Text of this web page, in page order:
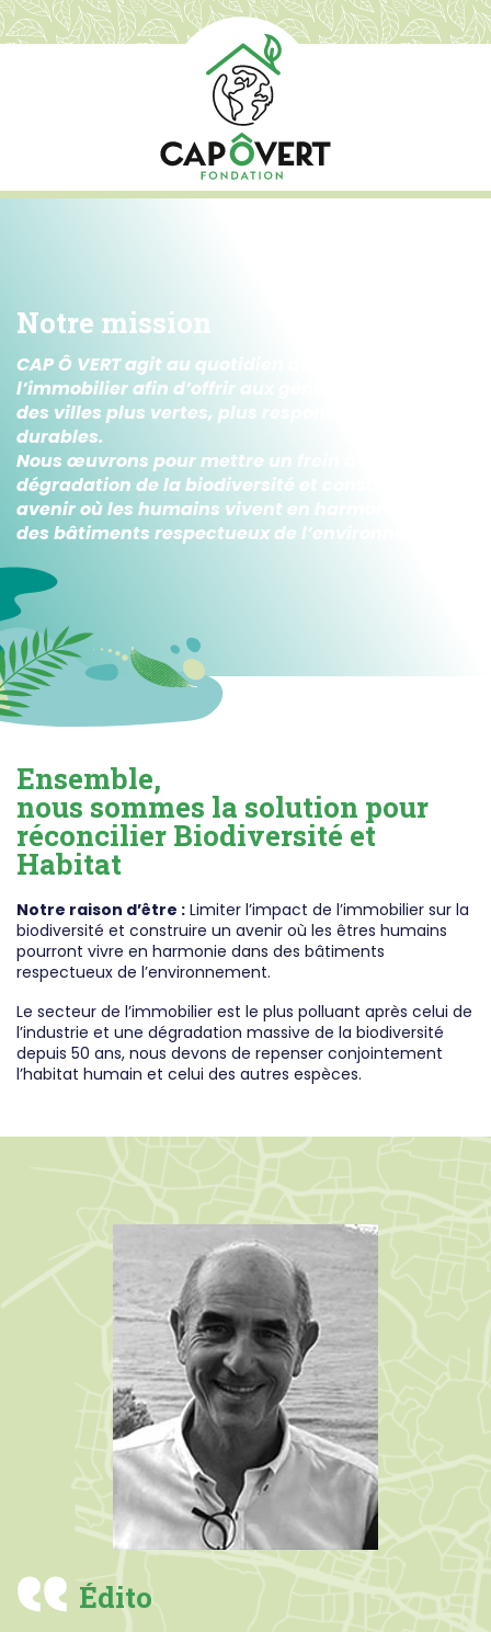
Notre mission
CAP Ô VERT agit au quotidien dans le secteur de
l’immobilier afin d’offrir aux générations futures
des villes plus vertes, plus responsables et plus
durables.
Nous œuvrons pour mettre un frein à la
dégradation de la biodiversité et construire un
avenir où les humains vivent en harmonie dans
des bâtiments respectueux de l’environnement.
Ensemble,
nous sommes la solution pour
réconcilier Biodiversité et
Habitat
Notre raison d’être : Limiter l’impact de l’immobilier sur la
biodiversité et construire un avenir où les êtres humains
pourront vivre en harmonie dans des bâtiments
respectueux de l’environnement.
Le secteur de l’immobilier est le plus polluant après celui de
l’industrie et une dégradation massive de la biodiversité
depuis 50 ans, nous devons de repenser conjointement
l’habitat humain et celui des autres espèces.
Édito